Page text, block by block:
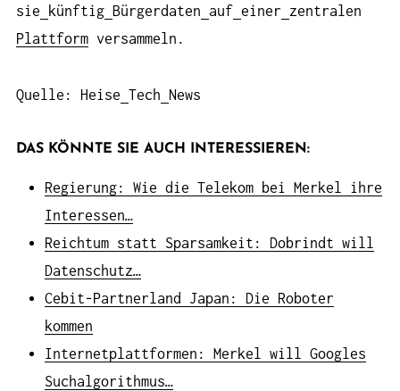
sie
künftig Bürgerdaten auf einer
zentralen
Plattform versammeln.
Quelle: Heise Tech News
DAS KÖNNTE SIE AUCH INTERESSIEREN:
Regierung: Wie die Telekom bei Merkel ihre
Interessen…
Reichtum statt Sparsamkeit: Dobrindt will
Datenschutz…
Cebit-Partnerland Japan: Die Roboter
kommen
Internetplattformen: Merkel will Googles
Suchalgorithmus…